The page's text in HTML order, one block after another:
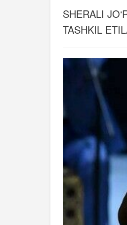
SHERALI
TASHKIL